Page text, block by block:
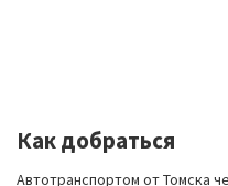
Как добраться
Автотранспортом от Томска